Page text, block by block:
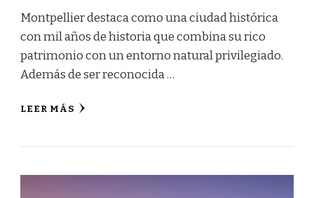
Montpellier destaca como una ciudad histórica
con mil años de historia que combina su rico
patrimonio con un entorno natural privilegiado.
Además de ser reconocida …
LEER MÁS